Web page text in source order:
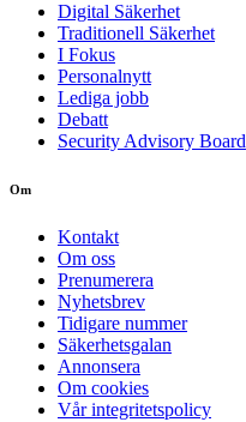
Digital Säkerhet
Traditionell Säkerhet
I Fokus
Personalnytt
Lediga jobb
Debatt
Security Advisory Board
Om
Kontakt
Om oss
Prenumerera
Nyhetsbrev
Tidigare nummer
Säkerhetsgalan
Annonsera
Om cookies
Vår integritetspolicy